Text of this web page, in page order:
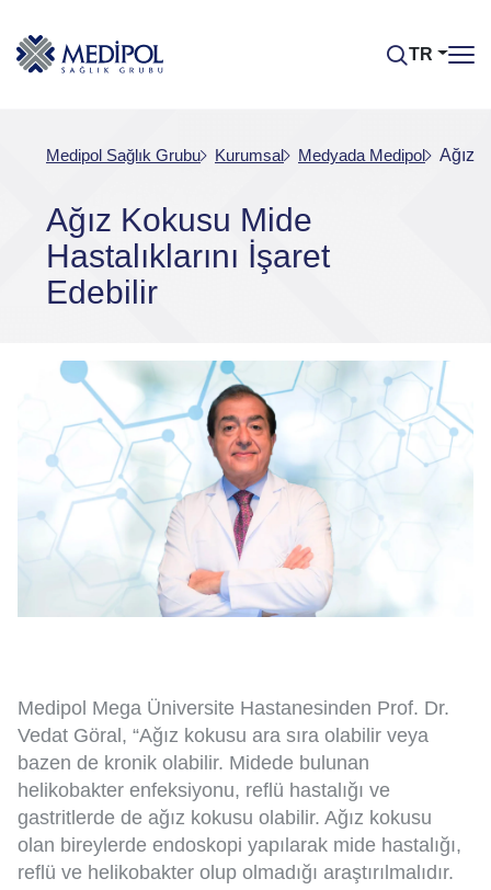
TR
Medipol Sağlık Grubu Kurumsal Medyada Medipol Ağız
Ağız Kokusu Mide
Hastalıklarını İşaret
Edebilir
Medipol Mega Üniversite Hastanesinden Prof. Dr.
Vedat Göral, “Ağız kokusu ara sıra olabilir veya
bazen de kronik olabilir. Midede bulunan
helikobakter enfeksiyonu, reflü hastalığı ve
gastritlerde de ağız kokusu olabilir. Ağız kokusu
olan bireylerde endoskopi yapılarak mide hastalığı,
reflü ve helikobakter olup olmadığı araştırılmalıdır.